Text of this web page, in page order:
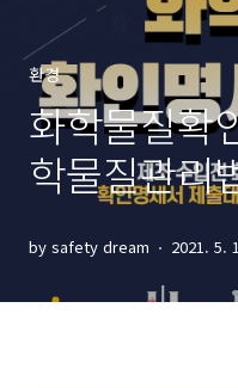
환경
화학물질확
학물질관리
by safety dream 2021. 5.